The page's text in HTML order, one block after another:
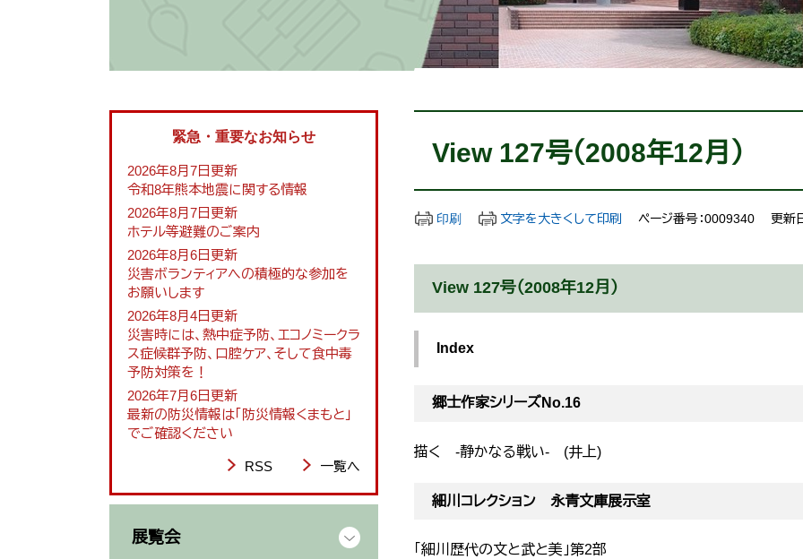
View 127号（2008年12月）
印刷 文字を大きくして印刷 ページ番号：0009340 更新
View 127号（2008年12月）
Index
郷士作家シリーズNo.16
描く -静かなる戦い- (井上)
細川コレクション 永青文庫展示室
「細川歴代の文と武と美」第2部
緊急・重要なお知らせ
2026年8月7日更新
令和8年熊本地震に関する情報
2026年8月7日更新
ホテル等避難のご案内
2026年8月6日更新
災害ボランティアへの積極的な参加を
お願いします
2026年8月4日更新
災害時には、熱中症予防、エコノミークラ
ス症候群予防、口腔ケア、そして食中毒
予防対策を！
2026年7月6日更新
最新の防災情報は「防災情報くまもと」
でご確認ください
RSS 一覧へ
展覧会